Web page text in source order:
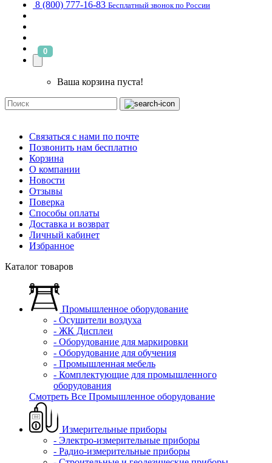
8 (800) 777-16-83 Бесплатный звонок по России
0
Ваша корзина пуста!
Связаться с нами по почте
Позвонить нам бесплатно
Корзина
О компании
Новости
Отзывы
Поверка
Способы оплаты
Доставка и возврат
Личный кабинет
Избранное
Каталог товаров
Промышленное оборудование
- Осушители воздуха
- ЖК Дисплеи
- Оборудование для маркировки
- Оборудование для обучения
- Промышленная мебель
- Комплектующие для промышленного
оборудования
Смотреть Все Промышленное оборудование
Измерительные приборы
- Электро-измерительные приборы
- Радио-измерительные приборы